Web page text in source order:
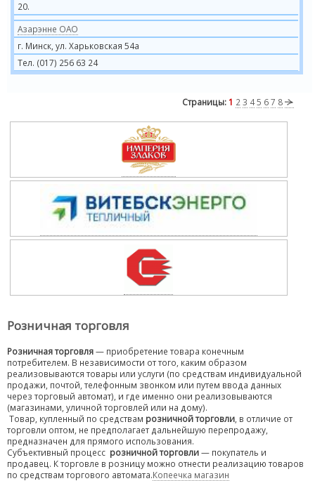
20.
Азарэнне ОАО
г. Минск, ул. Харьковская 54а
Тел. (017) 256 63 24
Страницы: 1 2 3 45 67 8
Розничная торговля
Розничная торговля— приобретение товара конечным
потребителем. В независимости от того, каким образом
реализовываются товары или услуги (по средствам индивидуальной
продажи, почтой, телефонным звонком или путем ввода данных
через торговый автомат), и где именно они реализовываются
(магазинами, уличной торговлей или на дому).
Товар, купленный по средствам розничной торговли , в отличие от
торговли оптом, не предполагает дальнейшую перепродажу,
предназначен для прямого использования.
Субъективный процесс розничной торговли— покупатель и
продавец. К торговле в розницу можно отнести реализацию товаров
по средствам торгового автомата.Копеечка магазин